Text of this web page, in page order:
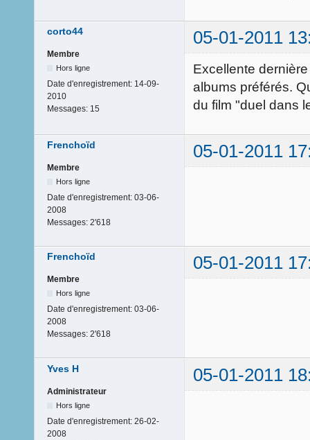
corto44 05-01-2011
Membre
Hors ligne
Date d'enregistrement: 14-09-
2010
Messages: 15
Excellente
albums préférés.
du film "duel dans
Frenchoïd 05-01-2011
Membre
Hors ligne
Date d'enregistrement: 03-06-
2008
Messages: 2'618
Frenchoïd 05-01-2011
Membre
Hors ligne
Date d'enregistrement: 03-06-
2008
Messages: 2'618
Yves H 05-01-2011
Administrateur
Hors ligne
Date d'enregistrement: 26-02-
2008